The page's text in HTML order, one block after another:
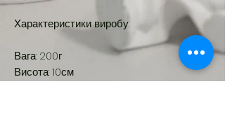
Характеристики виробу:
Вага: 200г
Висота: 10см